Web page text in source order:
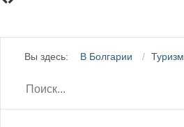
Вы здесь: В Болгарии Туризм